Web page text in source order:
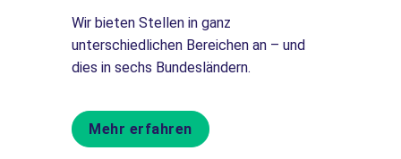
Wir bieten Stellen in ganz
unterschiedlichen Bereichen an – und
dies in sechs Bundesländern.
Mehr erfahren